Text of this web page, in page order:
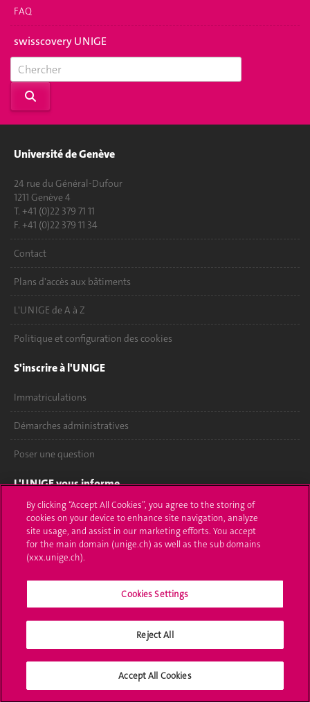
FAQ
swisscovery UNIGE
Université de Genève
24 rue du Général-Dufour
1211 Genève 4
T. +41 (0)22 379 71 11
F. +41 (0)22 379 11 34
Contact
Plans d'accès aux bâtiments
L'UNIGE de A à Z
Politique et configuration des cookies
S'inscrire à l'UNIGE
Immatriculations
Démarches administratives
Poser une question
L'UNIGE vous informe
UNIGE Mobile
Médias
Calendrier académique
By clicking “Accept All Cookies”, you agree to the storing of
cookies on your device to enhance site navigation, analyze
site usage, and assist in our marketing efforts. You accept
for the main domain (unige.ch) as well as the sub domains
(xxx.unige.ch).
Cookies Settings
Reject All
Accept All Cookies